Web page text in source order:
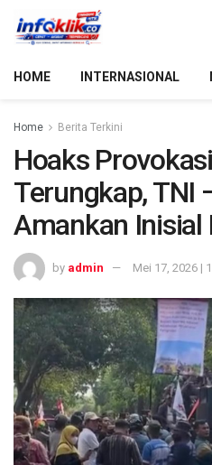
HOME INTERNASIONAL
Home Berita Terkini
Hoaks
Terungkap, TNI
Amankan Inisial
by admin Mei 17, 2026 |